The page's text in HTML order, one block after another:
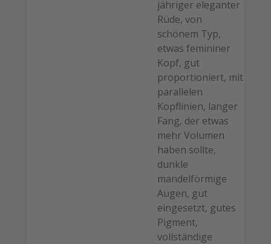
jähriger eleganter
Rüde, von
schönem Typ,
etwas femininer
Kopf, gut
proportioniert, mit
parallelen
Kopflinien, langer
Fang, der etwas
mehr Volumen
haben sollte,
dunkle
mandelförmige
Augen, gut
eingesetzt, gutes
Pigment,
vollständige